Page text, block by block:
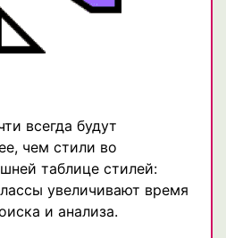
всегда будут
чем стили во
таблице стилей:
увеличивают время
и анализа.